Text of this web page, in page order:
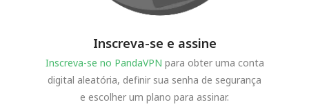
Inscreva-se e assine
Inscreva-se no PandaVPN para obter uma conta
digital aleatória, definir sua senha de segurança
e escolher um plano para assinar.